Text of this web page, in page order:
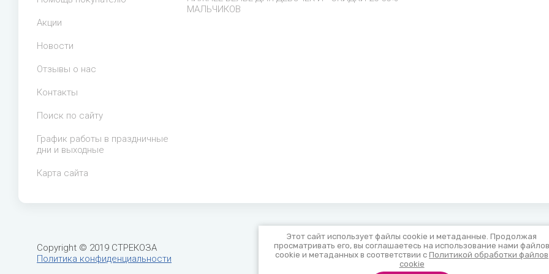
Акции
Новости
Отзывы о нас
Контакты
Поиск по сайту
График работы в праздничные
дни и выходные
Карта сайта
МАЛЬЧИКОВ
Copyright © 2019 СТРЕКОЗА
Политика конфиденциальности
Этот сайт использует файлы cookie и метаданные. Продолжая
просматривать его, вы соглашаетесь на использование нами файлов
cookie и метаданных в соответствии с Политикой обработки файлов
cookie